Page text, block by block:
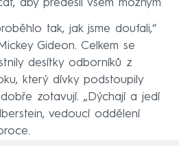
aby předešli všem možným
tak, jak jsme doufali,“
Gideon. Celkem se
desítky odborníků z
který dívky podstoupily
zotavují. „Dýchají a jedí
vedoucí oddělení